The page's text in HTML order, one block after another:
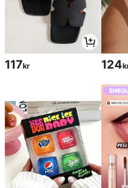
117kr 124